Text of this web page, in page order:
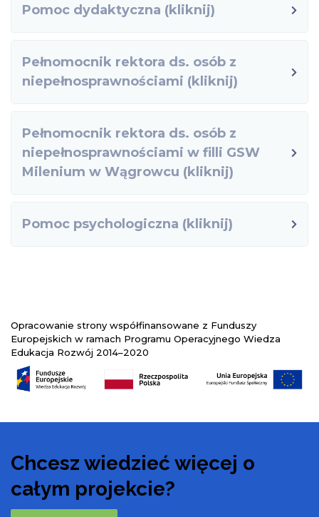
Pomoc dydaktyczna (kliknij)
Pełnomocnik rektora ds. osób z
niepełnosprawnościami (kliknij)
Pełnomocnik rektora ds. osób z
niepełnosprawnościami w filli GSW
Milenium w Wągrowcu (kliknij)
Pomoc psychologiczna (kliknij)
Opracowanie strony współfinansowane z Funduszy
Europejskich w ramach Programu Operacyjnego Wiedza
Edukacja Rozwój 2014–2020
Chcesz wiedzieć więcej o
całym projekcie?